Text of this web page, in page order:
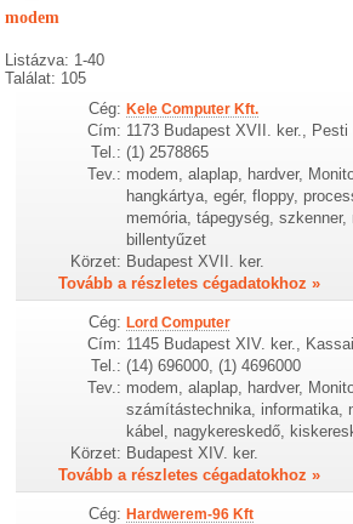
modem
Listázva: 1-40
Találat: 105
Cég: Kele Computer Kft.
Cím: 1173 Budapest XVII. ker., Pesti
Tel.: (1) 2578865
Tev.: modem, alaplap, hardver,
hangkártya, egér, floppy,
memória, tápegység, szkenner,
billentyűzet
Körzet: Budapest XVII. ker.
Tovább a részletes cégadatokhoz »
Cég: Lord Computer
Cím: 1145 Budapest XIV. ker.,
Tel.: (14) 696000, (1) 4696000
Tev.: modem, alaplap, hardver,
számítástechnika, informatika,
kábel, nagykereskedő,
Körzet: Budapest XIV. ker.
Tovább a részletes cégadatokhoz »
Cég: Hardwerem-96 Kft